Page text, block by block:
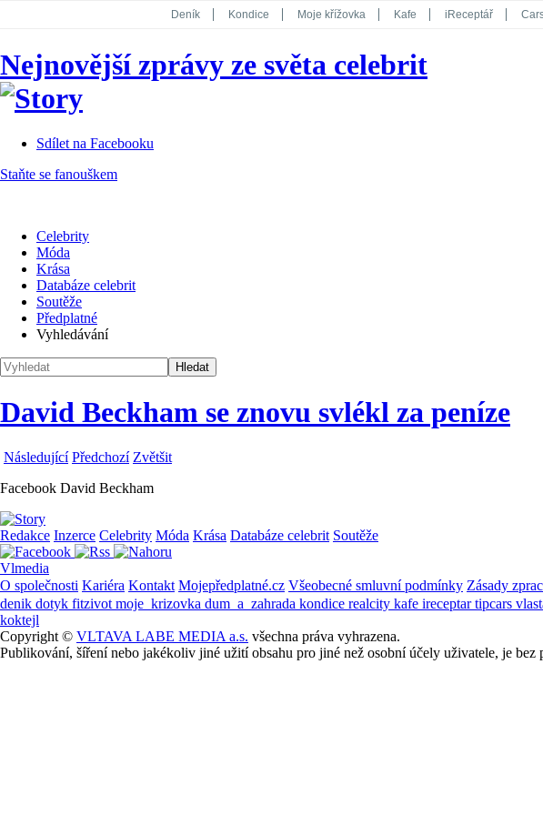
Deník Kondice Moje křížovka Kafe iReceptář
Koktejl
Nejnovější zprávy ze světa celebrit
Sdílet na Facebooku
Staňte se fanouškem
Celebrity
Móda
Krása
Databáze celebrit
Soutěže
Předplatné
Vyhledávání
David Beckham se znovu svlékl za peníze
Následující Předchozí Zvětšit
Facebook David Beckham
Redakce Inzerce Celebrity Móda Krása Databáze celebrit Soutěže
Vlmedia
O společnosti Kariéra Kontakt Mojepředplatné.cz Všeobecné smluvní podmínky Zásady
denik dotyk fitzivot moje_krizovka dum_a_zahrada kondice realcity kafe ireceptartipcars
koktejl
Copyright © VLTAVA LABE MEDIA a.s. všechna práva vyhrazena.
Publikování, šíření nebo jakékoliv jiné užití obsahu pro jiné než osobní účely uživatele, je